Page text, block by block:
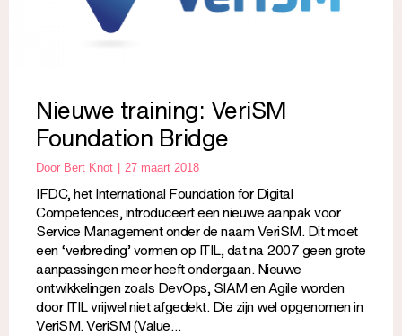
Nieuwe training: VeriSM
Foundation Bridge
Door Bert Knot 27 maart 2018
IFDC, het International Foundation for Digital
Competences, introduceert een nieuwe aanpak voor
Service Management onder de naam VeriSM. Dit moet
een ‘verbreding’ vormen op ITIL, dat na 2007 geen grote
aanpassingen meer heeft ondergaan. Nieuwe
ontwikkelingen zoals DevOps, SIAM en Agile worden
door ITIL vrijwel niet afgedekt. Die zijn wel opgenomen in
VeriSM. VeriSM (Value…